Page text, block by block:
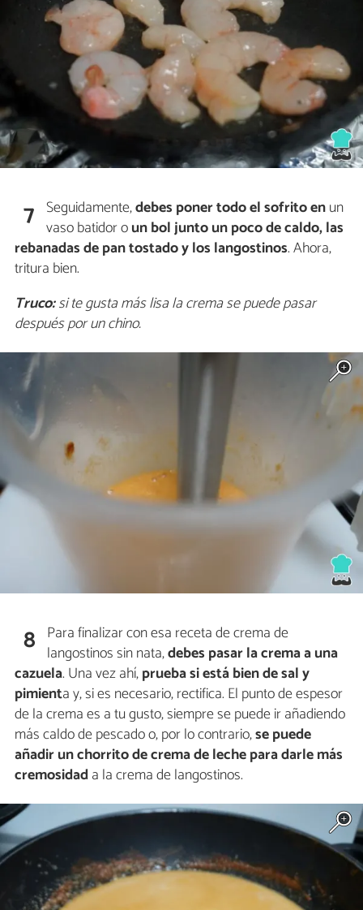
7 Seguidamente,debes poner todo el sofritoenun
vaso batidor oun bol junto un poco de caldo, las
rebanadas de pan tostado y los langostinos. Ahora,
tritura bien.
Truco:si te gusta más lisa la crema se puede pasar
después por un chino.
8 Para finalizar con esa receta de crema de
langostinos sin nata,debes pasar la crema a una
cazuela. Una vez ahí,prueba si está bien de sal y
pimienta y, si es necesario, rectifica. El punto de espesor
de la crema es a tu gusto, siempre se puede ir añadiendo
más caldo de pescado o, por lo contrario,se puede
añadir un chorrito de crema de leche para darle más
cremosidada la crema de langostinos.